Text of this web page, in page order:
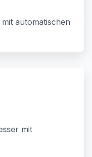
automatischen
mit